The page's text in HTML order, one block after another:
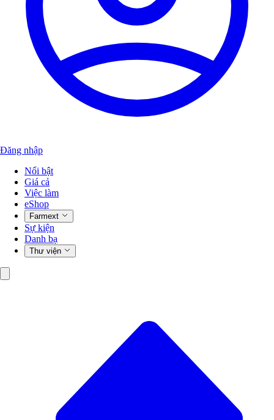
Đăng nhập
Nổi bật
Giá cả
Việc làm
eShop
Farmext
Sự kiện
Danh bạ
Thư viện